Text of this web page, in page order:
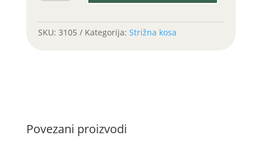
SKU: 3105 Kategorija: Strižna kosa
Povezani proizvodi